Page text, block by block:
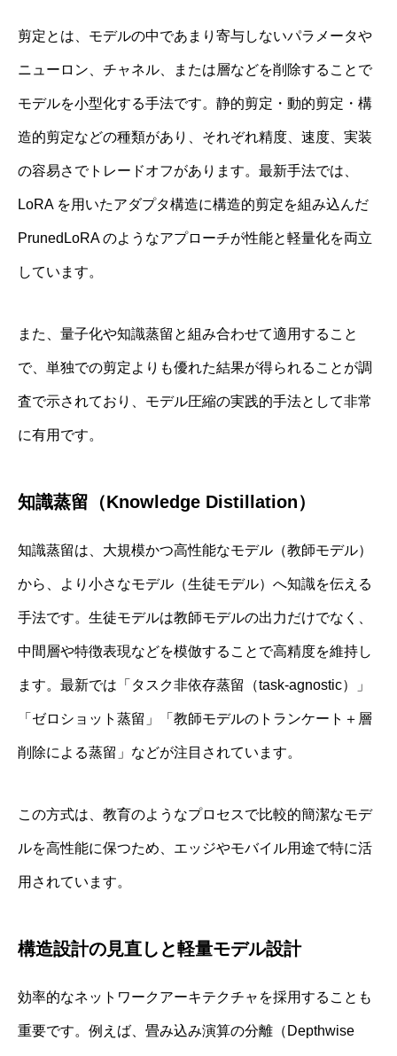
剪定とは、モデルの中であまり寄与しないパラメータや
ニューロン、チャネル、または層などを削除することで
モデルを小型化する手法です。静的剪定・動的剪定・構
造的剪定などの種類があり、それぞれ精度、速度、実装
の容易さでトレードオフがあります。最新手法では、
LoRA を用いたアダプタ構造に構造的剪定を組み込んだ
PrunedLoRA のようなアプローチが性能と軽量化を両立
しています。
また、量子化や知識蒸留と組み合わせて適用すること
で、単独での剪定よりも優れた結果が得られることが調
査で示されており、モデル圧縮の実践的手法として非常
に有用です。
知識蒸留（Knowledge Distillation）
知識蒸留は、大規模かつ高性能なモデル（教師モデル）
から、より小さなモデル（生徒モデル）へ知識を伝える
手法です。生徒モデルは教師モデルの出力だけでなく、
中間層や特徴表現などを模倣することで高精度を維持し
ます。最新では「タスク非依存蒸留（task-agnostic）」
「ゼロショット蒸留」「教師モデルのトランケート＋層
削除による蒸留」などが注目されています。
この方式は、教育のようなプロセスで比較的簡潔なモデ
ルを高性能に保つため、エッジやモバイル用途で特に活
用されています。
構造設計の見直しと軽量モデル設計
効率的なネットワークアーキテクチャを採用することも
重要です。例えば、畳み込み演算の分離（Depthwise